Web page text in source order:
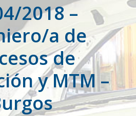
2018 –
a de
de
y MTM –